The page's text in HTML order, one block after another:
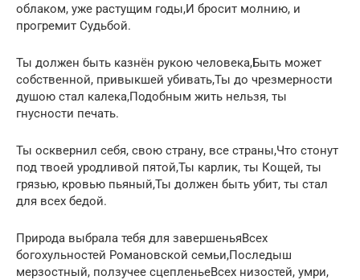
облаком, уже растущим годы,И бросит молнию, и
прогремит Судьбой.
Ты должен быть казнён рукою человека,Быть может
собственной, привыкшей убивать,Ты до чрезмерности
душою стал калека,Подобным жить нельзя, ты
гнусности печать.
Ты осквернил себя, свою страну, все страны,Что стонут
под твоей уродливой пятой,Ты карлик, ты Кощей, ты
грязью, кровью пьяный,Ты должен быть убит, ты стал
для всех бедой.
Природа выбрала тебя для завершеньяВсех
богохульностей Романовской семьи,Последыш
мерзостный, ползучее сцепленьеВсех низостей, умри,